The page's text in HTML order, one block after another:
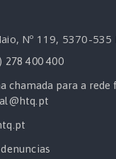
Nº 119, 5370-535
278 400 400
chamada para a rede